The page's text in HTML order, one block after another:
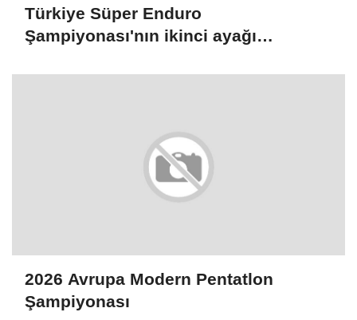
Türkiye Süper Enduro
Şampiyonası'nın ikinci ayağı
2026 Avrupa Modern Pentatlon
Şampiyonası